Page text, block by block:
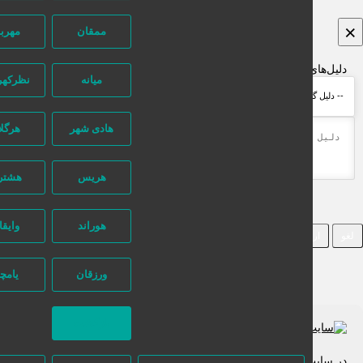
ممقان مهربان
نظرکهریزی
هادی شهر هرگلان
هریس هشترود
هوراند وایقان
ورزقان یامچی
پیش‌فرض: